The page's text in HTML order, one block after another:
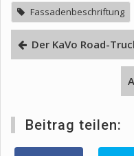
Fassadenbeschriftung
Der KaVo Road-
Beitrag teilen: